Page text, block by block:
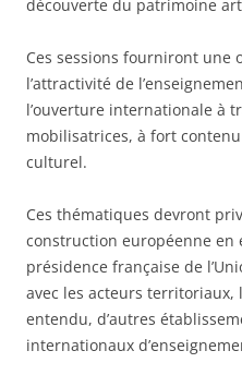
découverte du patrimoine
Ces sessions fourniront une
l’attractivité de
l’ouverture internationale à
mobilisatrices, à fort
culturel.
Ces thématiques devront
construction européenne
présidence française de
avec les acteurs territoriaux,
entendu, d’autres
internationaux